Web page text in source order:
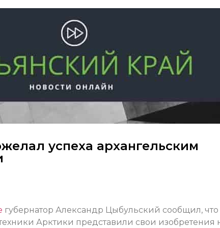
успеха архангельским
губернатор Александр Цыбульский сообщил, что
Арктики представили свои изобретения